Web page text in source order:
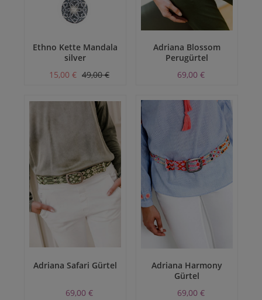
Ethno Kette Mandala
silver
15,00 € 49,00 €
Adriana Blossom
Perugürtel
69,00 €
Adriana Safari Gürtel
69,00 €
Adriana Harmony
Gürtel
69,00 €